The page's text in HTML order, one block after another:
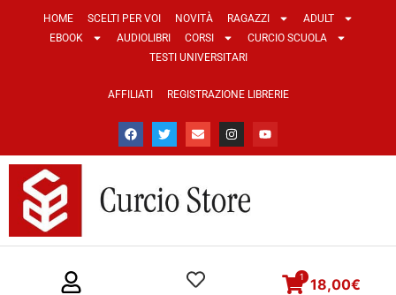
HOME SCELTI PER VOI NOVITÀ RAGAZZI
ADULT
EBOOK
AUDIOLIBRI CORSI
CURCIO SCUOLA
TESTI UNIVERSITARI
AFFILIATI REGISTRAZIONE LIBRERIE
18,00€
1